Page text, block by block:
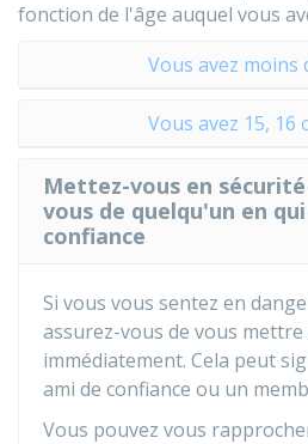
fonction de l'âge auquel vous
Vous avez moins
Vous avez 15, 16
Mettez-vous en
vous de quelqu'un en
confiance
Si vous vous sentez en
assurez-vous de vous
immédiatement. Cela peut
ami de confiance ou un
Vous pouvez vous